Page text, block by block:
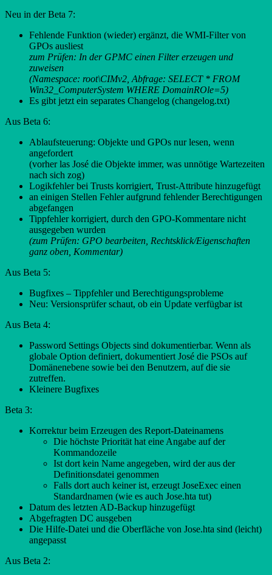
Neu in der Beta 7:
Fehlende Funktion (wieder) ergänzt, die WMI-Filter von
GPOs ausliest
zum Prüfen: In der GPMC einen Filter erzeugen und
zuweisen
(Namespace: root\CIMv2, Abfrage: SELECT * FROM
Win32_ComputerSystem WHERE DomainROle=5)
Es gibt jetzt ein separates Changelog (changelog.txt)
Aus Beta 6:
Ablaufsteuerung: Objekte und GPOs nur lesen, wenn
angefordert
(vorher las José die Objekte immer, was unnötige Wartezeiten
nach sich zog)
Logikfehler bei Trusts korrigiert, Trust-Attribute hinzugefügt
an einigen Stellen Fehler aufgrund fehlender Berechtigungen
abgefangen
Tippfehler korrigiert, durch den GPO-Kommentare nicht
ausgegeben wurden
(zum Prüfen: GPO bearbeiten, Rechtsklick/Eigenschaften
ganz oben, Kommentar)
Aus Beta 5:
Bugfixes – Tippfehler und Berechtigungsprobleme
Neu: Versionsprüfer schaut, ob ein Update verfügbar ist
Aus Beta 4:
Password Settings Objects sind dokumentierbar. Wenn als
globale Option definiert, dokumentiert José die PSOs auf
Domänenebene sowie bei den Benutzern, auf die sie
zutreffen.
Kleinere Bugfixes
Beta 3:
Korrektur beim Erzeugen des Report-Dateinamens
Die höchste Priorität hat eine Angabe auf der
Kommandozeile
Ist dort kein Name angegeben, wird der aus der
Definitionsdatei genommen
Falls dort auch keiner ist, erzeugt JoseExec einen
Standardnamen (wie es auch Jose.hta tut)
Datum des letzten AD-Backup hinzugefügt
Abgefragten DC ausgeben
Die Hilfe-Datei und die Oberfläche von Jose.hta sind (leicht)
angepasst
Aus Beta 2: